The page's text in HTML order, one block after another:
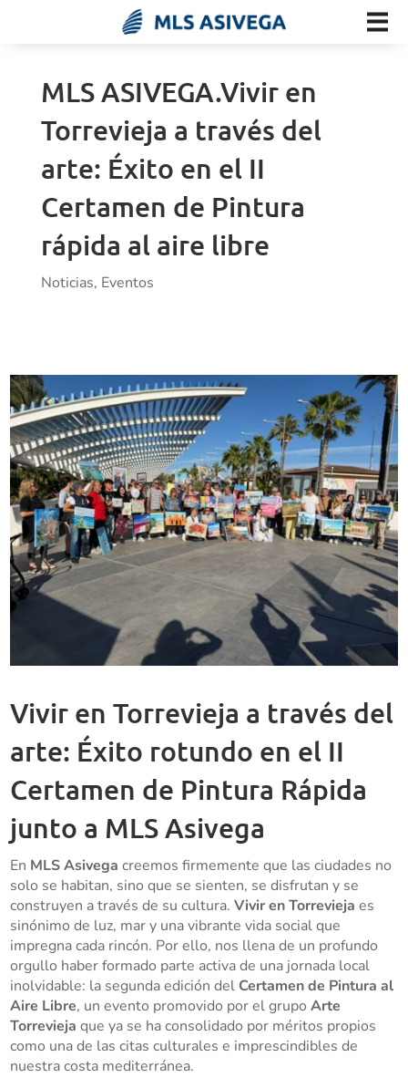
MLS ASIVEGA.Vivir en
Torrevieja a través del
arte: Éxito en el II
Certamen de Pintura
rápida al aire libre
Noticias, Eventos
Vivir en Torrevieja a través del
arte: Éxito rotundo en el II
Certamen de Pintura Rápida
junto a MLS Asivega
En MLS Asivega creemos firmemente que las ciudades no
solo se habitan, sino que se sienten, se disfrutan y se
construyen a través de su cultura.Vivir en Torrevieja es
sinónimo de luz, mar y una vibrante vida social que
impregna cada rincón. Por ello, nos llena de un profundo
orgullo haber formado parte activa de una jornada local
inolvidable: la segunda edición del Certamen de Pintura al
Aire Libre, un evento promovido por el grupoArte
Torrevieja que ya se ha consolidado por méritos propios
como una de las citas culturales e imprescindibles de
nuestra costa mediterránea.